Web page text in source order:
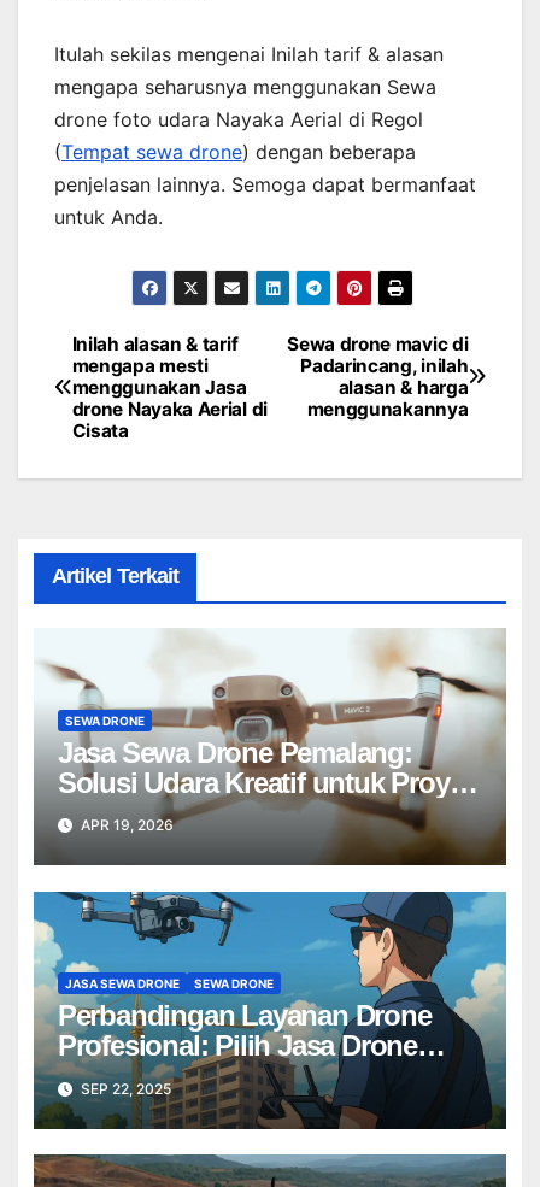
Itulah sekilas mengenai Inilah tarif & alasan
mengapa seharusnya menggunakan Sewa
drone foto udara Nayaka Aerial di Regol
(Tempat sewa drone) dengan beberapa
penjelasan lainnya. Semoga dapat bermanfaat
untuk Anda.
Post
navigation
Sewa drone mavic di
Padarincang, inilah
alasan & harga
menggunakannya
Inilah alasan & tarif
mengapa mesti
menggunakan Jasa
drone Nayaka Aerial di
Cisata
Artikel Terkait
SEWA DRONE
Jasa Sewa Drone Pemalang:
Solusi Udara Kreatif untuk Proyek
Anda Tanpa Batas】
APR 19, 2026
JASA SEWA DRONE SEWA DRONE
Perbandingan Layanan Drone
Profesional: Pilih Jasa Drone
Terbaik untuk Proyek Anda
SEP 22, 2025